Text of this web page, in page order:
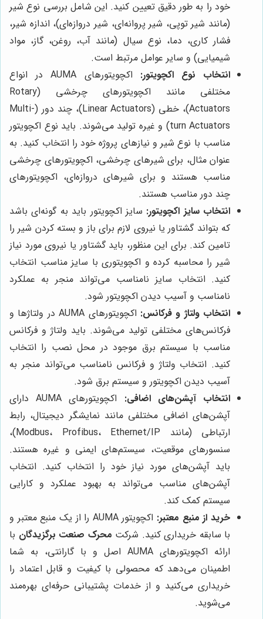
خود را به طور دقیق تعیین کنید. این شامل بررسی نوع شیر
(مانند شیر توپی، شیر پروانه‌ای، شیر دروازه‌ای)، اندازه شیر،
فشار کاری، دما، نوع سیال (مانند آب، روغن، گاز، مواد
شیمیایی) و سایر عوامل مرتبط است.
انتخاب نوع اکچویتور:
اکچویتورهای AUMA در انواع
مختلفی مانند اکچویتورهای چرخشی (Rotary
Actuators)، خطی (Linear Actuators)، چند دور (Multi-
turn Actuators) و غیره تولید می‌شوند. باید نوع اکچویتور
مناسب با نوع شیر و نیازهای پروژه خود را انتخاب کنید. به
عنوان مثال، برای شیرهای چرخشی، اکچویتورهای چرخشی
مناسب هستند و برای شیرهای دروازه‌ای، اکچویتورهای
چند دور مناسب هستند.
انتخاب سایز اکچویتور: سایز اکچویتور باید به گونه‌ای باشد
که بتواند گشتاور یا نیروی لازم برای باز و بسته کردن شیر را
تامین کند. برای این منظور، باید گشتاور یا نیروی مورد نیاز
شیر را محاسبه کرده و اکچویتوری با سایز مناسب انتخاب
کنید. انتخاب سایز نامناسب می‌تواند منجر به عملکرد
نامناسب و آسیب دیدن اکچویتور شود.
انتخاب ولتاژ و فرکانس:
اکچویتورهای AUMA در ولتاژها و
فرکانس‌های مختلفی تولید می‌شوند. باید ولتاژ و فرکانس
مناسب با سیستم برق موجود در محل نصب را انتخاب
کنید. انتخاب ولتاژ و فرکانس نامناسب می‌تواند منجر به
آسیب دیدن اکچویتور و سیستم برق شود.
انتخاب آپشن‌های اضافی:
اکچویتورهای AUMA دارای
آپشن‌های اضافی مختلفی مانند نمایشگر دیجیتال، رابط
ارتباطی (مانند Modbus، Profibus، Ethernet/IP)،
سنسورهای موقعیت، سیستم‌های ایمنی و غیره هستند.
باید آپشن‌های مورد نیاز خود را انتخاب کنید. انتخاب
آپشن‌های مناسب می‌تواند به بهبود عملکرد و کارایی
سیستم کمک کند.
خرید از منبع معتبر:
اکچویتور AUMA را از یک منبع معتبر و
با سابقه خریداری کنید. شرکت محرک صنعت برگزیدگان با
ارائه اکچویتورهای AUMA اصل و با گارانتی، به شما
اطمینان می‌دهد که محصولی با کیفیت و قابل اعتماد را
خریداری می‌کنید و از خدمات پشتیبانی حرفه‌ای بهره‌مند
می‌شوید.